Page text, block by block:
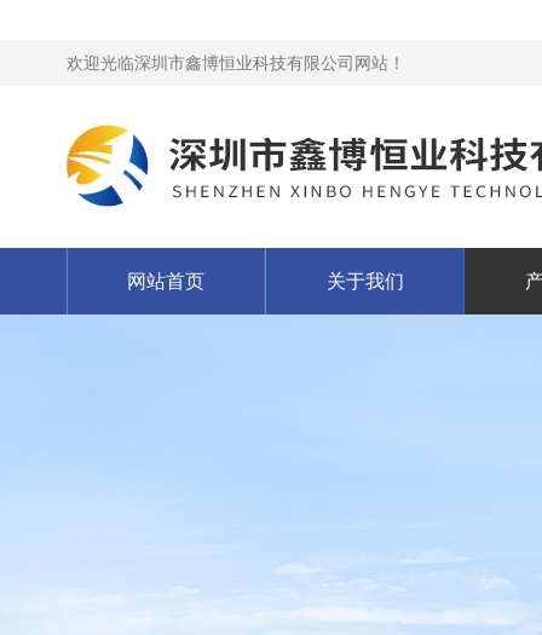
欢迎光临深圳市鑫博恒业科技有限公司网站！
网站首页 关于我们